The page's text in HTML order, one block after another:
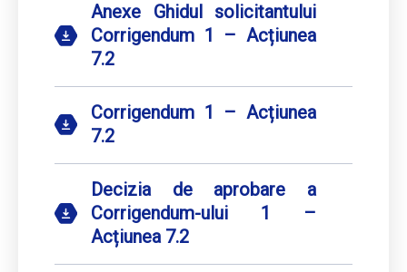
Anexe Ghidul solicitantului
Corrigendum 1 – Acțiunea
7.2
Corrigendum 1 – Acțiunea
7.2
Decizia de aprobare a
Corrigendum-ului 1 –
Acțiunea 7.2